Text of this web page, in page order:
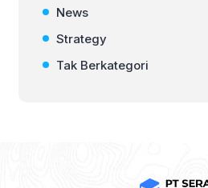
News
Strategy
Tak Berkategori